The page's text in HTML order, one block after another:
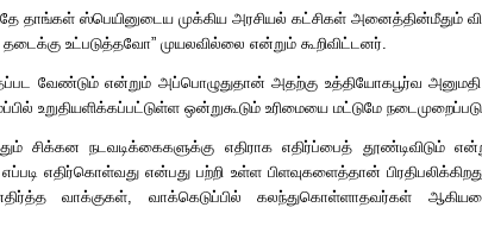
தாங்கள் ஸ்பெயினுடைய முக்கிய அரசியல் கட்சிகள் அனைத்தின்மீதும்
தடைக்கு உட்படுத்தவோ” முயலவில்லை என்றும் கூறிவிட்டனர்.
வேண்டும் என்றும் அப்பொழுதுதான் அதற்கு உத்தியோகபூர்வ
உறுதியளிக்கப்பட்டுள்ள ஒன்றுகூடும் உரிமையை மட்டுமே
சிக்கன நடவடிக்கைகளுக்கு எதிராக எதிர்ப்பைத்
எதிர்கொள்வது என்பது பற்றி உள்ள பிளவுகளைத்தான்
வாக்குகள், வாக்கெடுப்பில் கலந்துகொள்ளாதவர்கள்